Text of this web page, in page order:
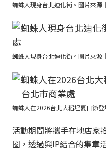
蜘蛛人現身台北迪化街。圖片來源
蜘蛛人現身台北迪化街。圖片來源
蜘蛛人在2026台北大稻埕夏日節
活動期間將攜手在地店家
圈，透過與IP結合的集章